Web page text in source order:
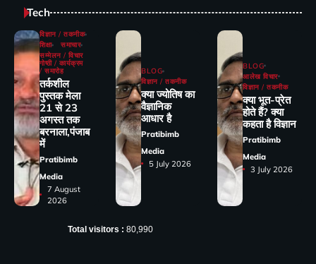
Tech
विज्ञान / तकनीक
शिक्षा
समाचार
सम्मेलन / विचार
गोष्ठी / कार्यक्रम
/ समारोह
तर्कशील
पुस्तक मेला
21 से 23
अगस्त तक
बरनाला,पंजाब
में
Pratibimb
Media
7 August
2026
BLOG
विज्ञान / तकनीक
क्या ज्योतिष का
वैज्ञानिक
आधार है
Pratibimb
Media
5 July 2026
BLOG
आलेख विचार
विज्ञान / तकनीक
क्या भूत-प्रेत
होते हैं? क्या
कहता है विज्ञान
Pratibimb
Media
3 July 2026
Total visitors : 80,990